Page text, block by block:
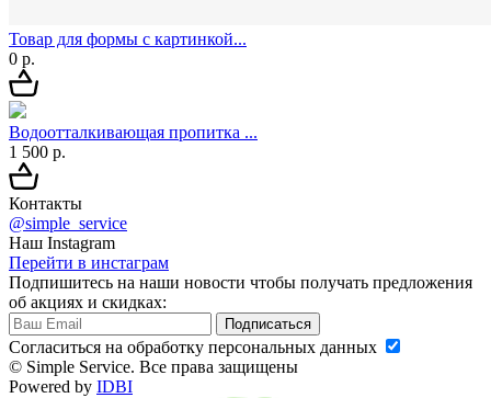
Товар для формы с картинкой...
0 р.
Водоотталкивающая пропитка ...
1 500 р.
Контакты
@simple_service
Наш Instagram
Перейти в инстаграм
Подпишитесь на наши новости чтобы получать предложения
об акциях и скидках:
Подписаться
Cогласиться на обработку персональных данных
© Simple Service. Все права защищены
Powered by IDBI